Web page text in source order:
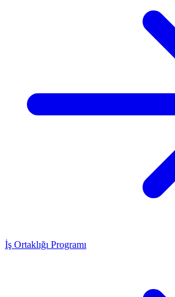
İş Ortaklığı Programı